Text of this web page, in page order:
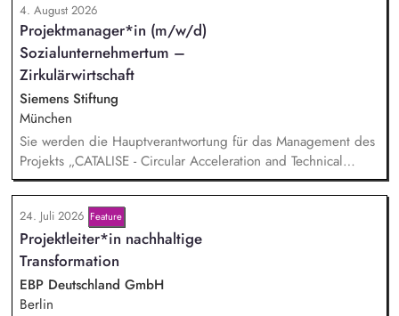
4. August 2026
Projektmanager*in (m/w/d)
Sozialunternehmertum –
Zirkulärwirtschaft
Siemens Stiftung
München
Sie werden die Hauptverantwortung für das Management des
Projekts „CATALISE - Circular Acceleration and Technical
Assistance for Local Innovation and Sustainable Enterprises
24. Juli 2026 Feature
Projektleiter*in nachhaltige
Transformation
EBP Deutschland GmbH
Berlin